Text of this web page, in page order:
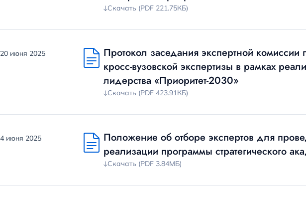
Скачать (PDF 221.75КБ)
20 июня 2025
Протокол заседания экспертной
кросс-вузовской экспертизы в рамках
лидерства «Приоритет-2030»
Скачать (PDF 423.91КБ)
4 июня 2025
Положение об отборе экспертов для
реализации программы стратегического
Скачать (PDF 3.84МБ)